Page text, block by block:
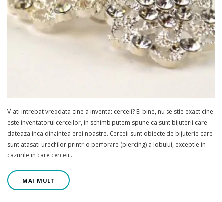
V-ati intrebat vreodata cine a inventat cerceii? Ei bine, nu se stie exact cine
este inventatorul cerceilor, in schimb putem spune ca sunt bijuterii care
dateaza inca dinaintea erei noastre. Cerceii sunt obiecte de bijuterie care
sunt atasati urechilor printr-o perforare (piercing) a lobului, exceptie in
cazurile in care cerceii…
MAI MULT